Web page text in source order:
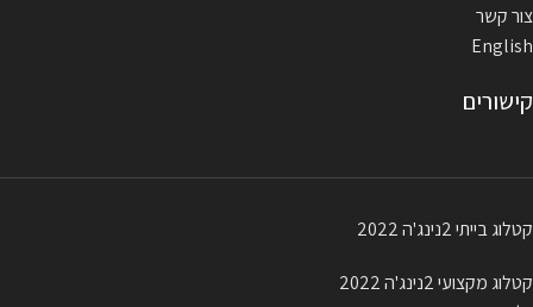
צור קשר
English
קישורים
קטלוג בייתי 2נינג'ה 2022
קטלוג מקצועי 2נינג'ה 2022